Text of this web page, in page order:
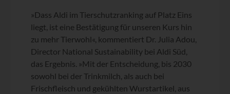
»Dass Aldi im Tierschutzranking auf Platz Eins
liegt, ist eine Bestätigung für unseren Kurs hin
zu mehr Tierwohl«, kommentiert Dr. Julia Adou,
Director National Sustainability bei Aldi Süd,
das Ergebnis. »Mit der Entscheidung, bis 2030
sowohl bei der Trinkmilch, als auch bei
Frischfleisch und gekühlten Wurstartikel, aus